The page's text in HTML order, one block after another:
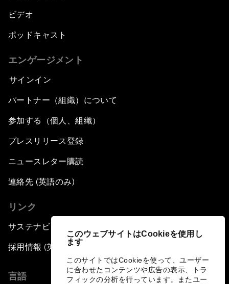
このウェブサイトはCookieを使用し
ます
このサイトではCookieを使って、ユーザー
に合わせたコンテンツや広告の表示、トラ
フィックの分析を行っています。またユー
ビデオ
ポッドキャスト
エンゲージメント
サインイン
パートナー（組織）について
参加する（個人、組織）
プレスリリース登録
ニュースレター購読
連絡先 (英語のみ)
リンク
サステナビリティへの取り組み
採用情報 (英語のみ)
言語